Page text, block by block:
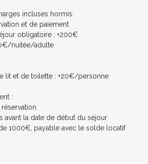
incluses hormis:
et de paiement
obligatoire : +200€
nuitée/adulte
lit et de toilette : +20€/personne
:
avant la date de début du séjour
1000€, payable avec le solde locatif